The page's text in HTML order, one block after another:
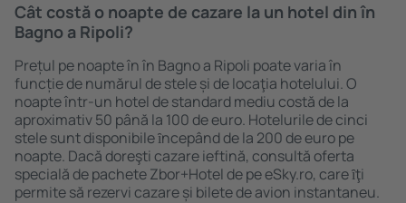
Cât costă o noapte de cazare la un hotel din în
Bagno a Ripoli?
Prețul pe noapte în în Bagno a Ripoli poate varia în
funcție de numărul de stele și de locaţia hotelului. O
noapte într-un hotel de standard mediu costă de la
aproximativ 50 până la 100 de euro. Hotelurile de cinci
stele sunt disponibile ȋncepând de la 200 de euro pe
noapte. Dacă doreşti cazare ieftină, consultă oferta
specială de pachete Zbor+Hotel de pe eSky.ro, care ȋţi
permite să rezervi cazare și bilete de avion instantaneu.